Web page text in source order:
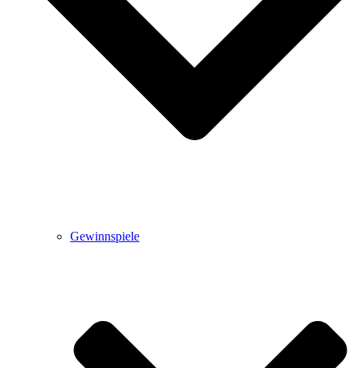
Gewinnspiele